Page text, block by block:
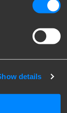
details